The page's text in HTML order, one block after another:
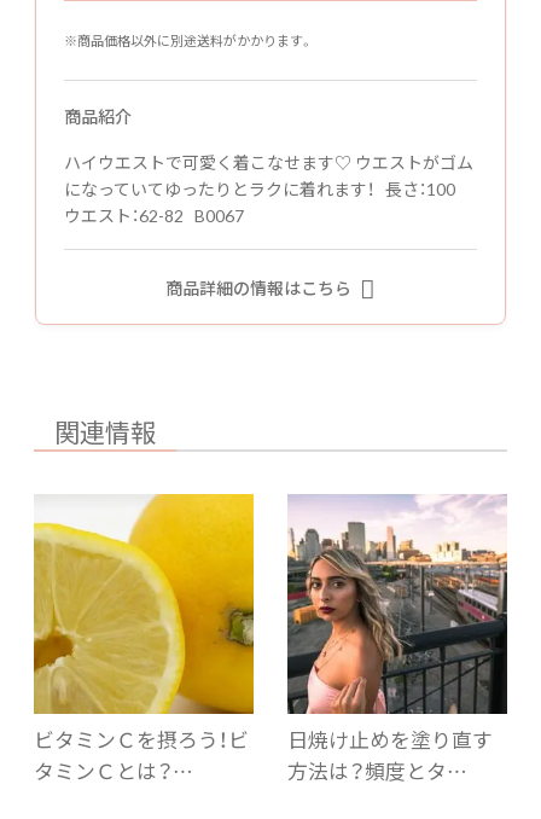
※商品価格以外に別途送料がかかります。
商品紹介
ハイウエストで可愛く着こなせます♡ ウエストがゴム
になっていてゆったりとラクに着れます！ 長さ：100
ウエスト：62-82 B0067
商品詳細の情報はこちら
関連情報
ビタミンＣを摂ろう！ビ
タミンＣとは？…
日焼け止めを塗り直す
方法は？頻度とタ…